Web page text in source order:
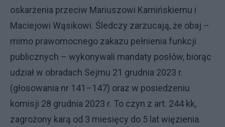
oskarżenia przeciw Mariuszowi Kamińskiemu i
Maciejowi Wąsikowi. Śledczy zarzucają, że obaj –
mimo prawomocnego zakazu pełnienia funkcji
publicznych – wykonywali mandaty posłów, biorąc
udział w obradach Sejmu 21 grudnia 2023 r.
(głosowania nr 141–147) oraz w posiedzeniu
komisji 28 grudnia 2023 r. To czyn z art. 244 kk,
zagrożony karą od 3 miesięcy do 5 lat więzienia.